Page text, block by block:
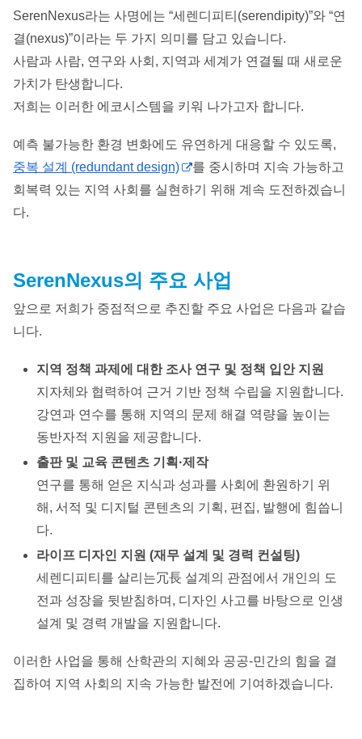
SerenNexus라는 사명에는 “세렌디피티(serendipity)”와 “연
결(nexus)”이라는 두 가지 의미를 담고 있습니다.
사람과 사람, 연구와 사회, 지역과 세계가 연결될 때 새로운
가치가 탄생합니다.
저희는 이러한 에코시스템을 키워 나가고자 합니다.
예측 불가능한 환경 변화에도 유연하게 대응할 수 있도록,
중복 설계 (redundant design)
를 중시하며 지속 가능하고
회복력 있는 지역 사회를 실현하기 위해 계속 도전하겠습니
다.
SerenNexus의 주요 사업
앞으로 저희가 중점적으로 추진할 주요 사업은 다음과 같습
니다.
지역 정책 과제에 대한 조사 연구 및 정책 입안 지원
지자체와 협력하여 근거 기반 정책 수립을 지원합니다.
강연과 연수를 통해 지역의 문제 해결 역량을 높이는
동반자적 지원을 제공합니다.
출판 및 교육 콘텐츠 기획·제작
연구를 통해 얻은 지식과 성과를 사회에 환원하기 위
해, 서적 및 디지털 콘텐츠의 기획, 편집, 발행에 힘씁니
다.
라이프 디자인 지원 (재무 설계 및 경력 컨설팅)
세렌디피티를 살리는冗長 설계의 관점에서 개인의 도
전과 성장을 뒷받침하며, 디자인 사고를 바탕으로 인생
설계 및 경력 개발을 지원합니다.
이러한 사업을 통해 산학관의 지혜와 공공-민간의 힘을 결
집하여 지역 사회의 지속 가능한 발전에 기여하겠습니다.